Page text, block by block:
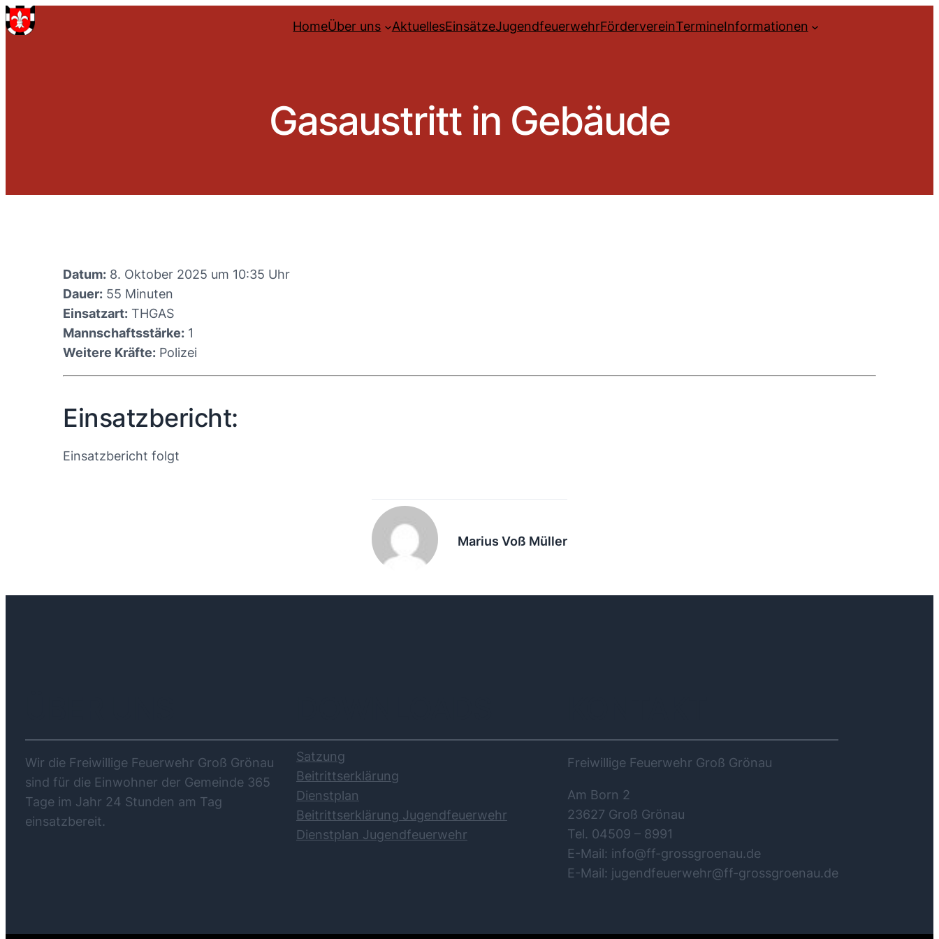
HomeÜber uns AktuellesEinsätzeJugendfeuerwehrFördervereinTermineInformationen
Gasaustritt in Gebäude
Datum: 8. Oktober 2025 um 10:35 Uhr
Dauer: 55 Minuten
Einsatzart: THGAS
Mannschaftsstärke: 1
Weitere Kräfte: Polizei
Einsatzbericht:
Einsatzbericht folgt
Marius Voß Müller
Wir die Freiwillige Feuerwehr Groß Grönau
sind für die Einwohner der Gemeinde 365
Tage im Jahr 24 Stunden am Tag
einsatzbereit.
Satzung
Beitrittserklärung
Dienstplan
Beitrittserklärung Jugendfeuerwehr
Dienstplan Jugendfeuerwehr
Freiwillige Feuerwehr Groß Grönau
Am Born 2
23627 Groß Grönau
Tel. 04509 – 8991
E-Mail: info@ff-grossgroenau.de
E-Mail: jugendfeuerwehr@ff-grossgroenau.de